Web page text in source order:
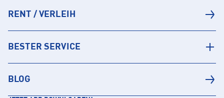
RENT / VERLEIH
BESTER SERVICE
BLOG